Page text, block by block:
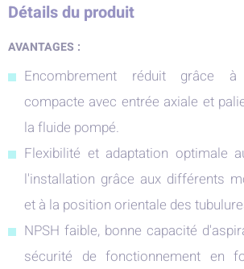
Détails du produit
AVANTAGES :
Encombrement réduit grâce
compacte avec entrée axiale et
la fluide pompé.
Flexibilité et adaptation optimale
l'installation grâce aux différents
et à la position orientale des
NPSH faible, bonne capacité
sécurité de fonctionnement en